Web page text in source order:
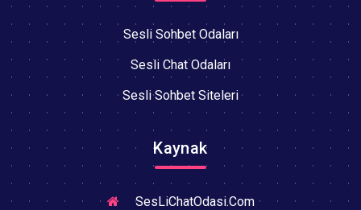
Sesli Sohbet Odaları
Sesli Chat Odaları
Sesli Sohbet Siteleri
Kaynak
SesLiChatOdasi.Com